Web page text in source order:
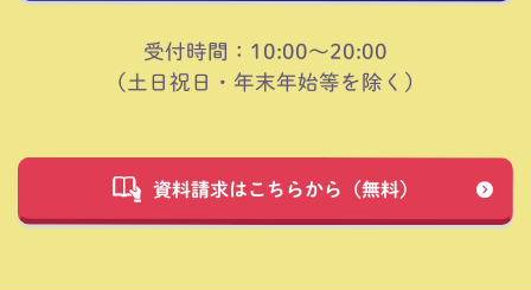
受付時間：10:00～20:00
（土日祝日・年末年始等を除く）
資料請求はこちらから（無料）